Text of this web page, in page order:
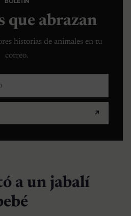
que abrazan
historias de animales en tu
correo.
↗
a un jabalí